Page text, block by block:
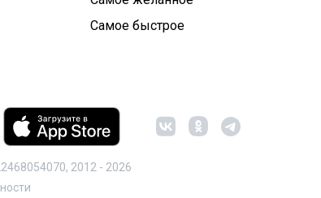
Самое быстрое
2012 - 2026